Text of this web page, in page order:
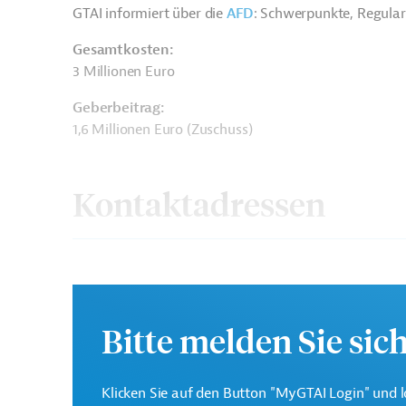
GTAI informiert über die AFD: Schwerpunkte,
Gesamtkosten:
3 Millionen Euro
Geberbeitrag:
1,6 Millionen Euro (Zuschuss)
Kontaktadressen
Entwicklungsagentur AFD
Die AFD finanziert
dem Ziel, eine
Bitte melden Sie
Klicken Sie auf den Button "MyGTAI Login" und